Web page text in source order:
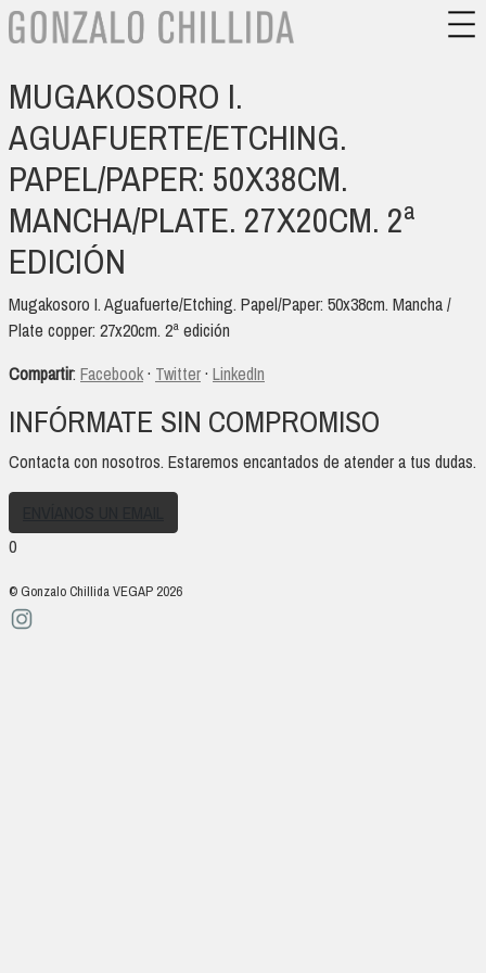
MUGAKOSORO I.
AGUAFUERTE/ETCHING.
PAPEL/PAPER: 50X38CM.
MANCHA/PLATE. 27X20CM. 2ª
EDICIÓN
Mugakosoro I. Aguafuerte/Etching. Papel/Paper: 50x38cm. Mancha /
Plate copper: 27x20cm. 2ª edición
Compartir: Facebook· Twitter· LinkedIn
INFÓRMATE SIN COMPROMISO
Contacta con nosotros. Estaremos encantados de atender a tus dudas.
0
© Gonzalo Chillida VEGAP 2026